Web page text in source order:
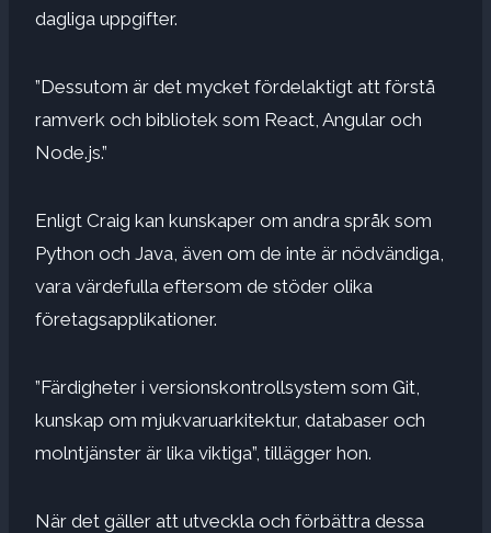
dagliga uppgifter.
”Dessutom är det mycket fördelaktigt att förstå
ramverk och bibliotek som React, Angular och
Node.js.”
Enligt Craig kan kunskaper om andra språk som
Python och Java, även om de inte är nödvändiga,
vara värdefulla eftersom de stöder olika
företagsapplikationer.
”Färdigheter i versionskontrollsystem som Git,
kunskap om mjukvaruarkitektur, databaser och
molntjänster är lika viktiga”, tillägger hon.
När det gäller att utveckla och förbättra dessa